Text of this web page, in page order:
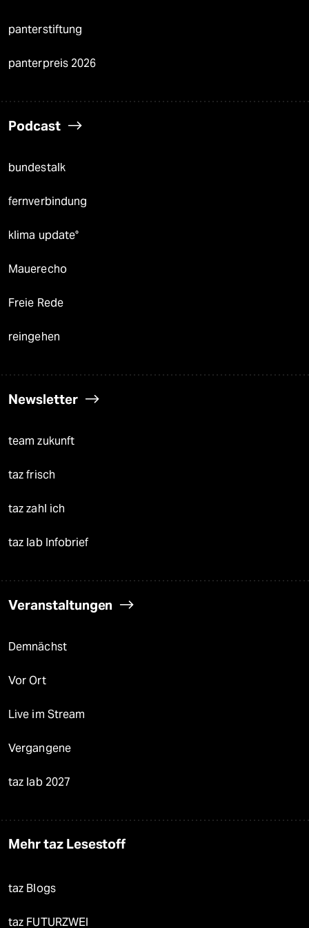
panterstiftung
panterpreis 2026
Podcast
bundestalk
fernverbindung
klima update°
Mauerecho
Freie Rede
reingehen
Newsletter
team zukunft
taz frisch
taz zahl ich
taz lab Infobrief
Veranstaltungen
Demnächst
Vor Ort
Live im Stream
Vergangene
taz lab 2027
Mehr taz Lesestoff
taz Blogs
taz FUTURZWEI